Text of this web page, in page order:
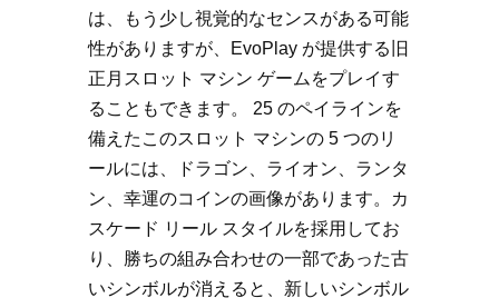
は、もう少し視覚的なセンスがある可能
性がありますが、EvoPlay が提供する旧
正月スロット マシン ゲームをプレイす
ることもできます。 25 のペイラインを
備えたこのスロット マシンの 5 つのリ
ールには、ドラゴン、ライオン、ランタ
ン、幸運のコインの画像があります。カ
スケード リール スタイルを採用してお
り、勝ちの組み合わせの一部であった古
いシンボルが消えると、新しいシンボル